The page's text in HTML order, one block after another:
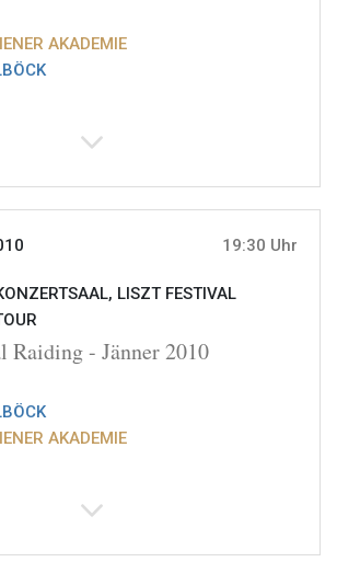
AKADEMIE
19:30 Uhr
LISZT FESTIVAL
Raiding - Jänner 2010
AKADEMIE